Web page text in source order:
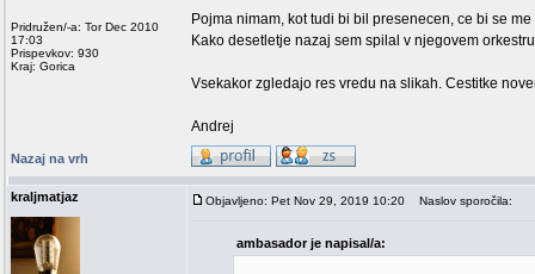
Pridružen/-a: Tor Dec 2010
17:03
Prispevkov: 930
Kraj: Gorica
Pojma nimam, kot tudi bi bil presenecen, ce bi se
Kako desetletje nazaj sem spilal v njegovem
Vsekakor zgledajo res vredu na slikah. Cestitke
Andrej
Nazaj na vrh
kraljmatjaz Objavljeno: Pet Nov 29, 2019 10:20 Naslov sporočila:
ambasador je napisal/a: